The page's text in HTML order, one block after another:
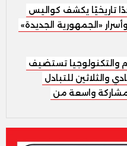
تاريخيًا يكشف كواليس
«الجمهورية الجديدة»
والتكنولوجيا تستضيف
والثلاثين للتبادل
واسعة من